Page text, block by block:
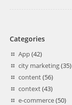
Categories
App(42)
city marketing(35)
content(56)
context(43)
e-commerce(50)